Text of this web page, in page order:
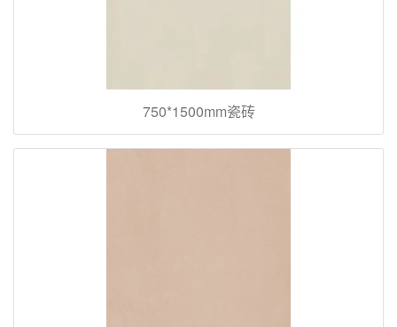
750*1500mm瓷砖